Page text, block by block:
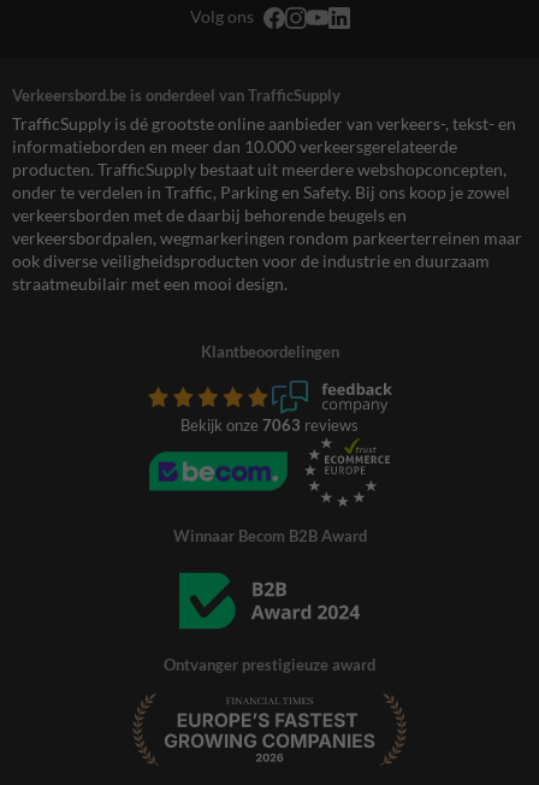
Volg ons
Verkeersbord.be is onderdeel van TrafficSupply
TrafficSupply is dé grootste online aanbieder van verkeers-, tekst- en
informatieborden en meer dan 10.000 verkeersgerelateerde
producten. TrafficSupply bestaat uit meerdere webshopconcepten,
onder te verdelen in Traffic, Parking en Safety. Bij ons koop je zowel
verkeersborden met de daarbij behorende beugels en
verkeersbordpalen, wegmarkeringen rondom parkeerterreinen maar
ook diverse veiligheidsproducten voor de industrie en duurzaam
straatmeubilair met een mooi design.
Klantbeoordelingen
Bekijk onze 7063 reviews
Winnaar Becom B2B Award
Ontvanger prestigieuze award